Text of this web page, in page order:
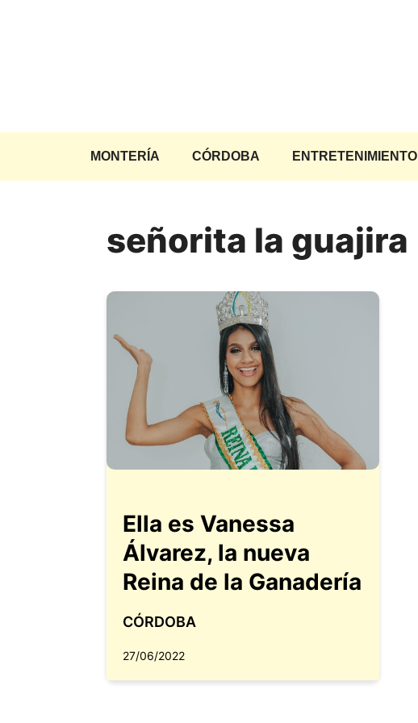
MONTERÍA CÓRDOBA ENTRETENIMIENTO
señorita la guajira
Ella es Vanessa
Álvarez, la nueva
Reina de la Ganadería
CÓRDOBA
27/06/2022